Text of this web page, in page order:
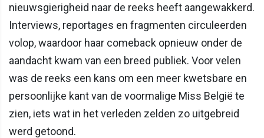
nieuwsgierigheid naar de reeks heeft aangewakkerd.
Interviews, reportages en fragmenten circuleerden
volop, waardoor haar comeback opnieuw onder de
aandacht kwam van een breed publiek. Voor velen
was de reeks een kans om een meer kwetsbare en
persoonlijke kant van de voormalige Miss België te
zien, iets wat in het verleden zelden zo uitgebreid
werd getoond.